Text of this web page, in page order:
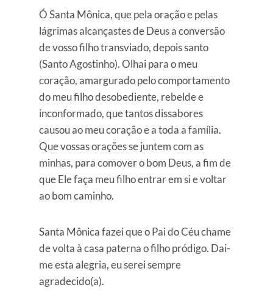
Ó Santa Mônica, que pela oração e pelas
lágrimas alcançastes de Deus a conversão
de vosso filho transviado, depois santo
(Santo Agostinho). Olhai para o meu
coração, amargurado pelo comportamento
do meu filho desobediente, rebelde e
inconformado, que tantos dissabores
causou ao meu coração e a toda a família.
Que vossas orações se juntem com as
minhas, para comover o bom Deus, a fim de
que Ele faça meu filho entrar em si e voltar
ao bom caminho.
Santa Mônica fazei que o Pai do Céu chame
de volta à casa paterna o filho pródigo. Dai-
me esta alegria, eu serei sempre
agradecido(a).